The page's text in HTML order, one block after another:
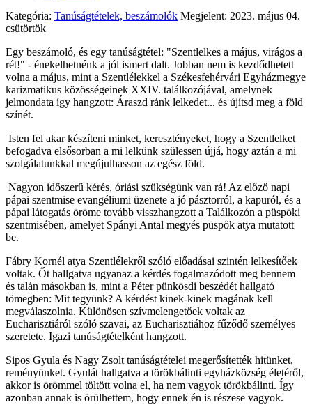
Kategória: Tanúságtételek, beszámolók Megjelent: 2023. május 04.
csütörtök
Egy beszámoló, és egy tanúságtétel: "Szentlelkes a május, virágos a
rét!" - énekelhetnénk a jól ismert dalt. Jobban nem is kezdődhetett
volna a május, mint a Szentlélekkel a Székesfehérvári Egyházmegye
karizmatikus közösségeinek XXIV. találkozójával, amelynek
jelmondata így hangzott: Áraszd ránk lelkedet... és újítsd meg a föld
színét.
Isten fel akar készíteni minket, keresztényeket, hogy a Szentlelket
befogadva elsősorban a mi lelkünk szülessen újjá, hogy aztán a mi
szolgálatunkkal megújulhasson az egész föld.
Nagyon időszerű kérés, óriási szükségünk van rá! Az előző napi
pápai szentmise evangéliumi üzenete a jó pásztorról, a kapuról, és a
pápai látogatás öröme tovább visszhangzott a Találkozón a püspöki
szentmisében, amelyet Spányi Antal megyés püspök atya mutatott
be.
Fábry Kornél atya Szentlélekről szóló előadásai szintén lelkesítőek
voltak. Őt hallgatva ugyanaz a kérdés fogalmazódott meg bennem
és talán másokban is, mint a Péter pünkösdi beszédét hallgató
tömegben: Mit tegyünk? A kérdést kinek-kinek magának kell
megválaszolnia. Különösen szívmelengetőek voltak az
Eucharisztiáról szóló szavai, az Eucharisztiához fűződő személyes
szeretete. Igazi tanúságtételként hangzott.
Sipos Gyula és Nagy Zsolt tanúságtételei megerősítették hitünket,
reményünket. Gyulát hallgatva a törökbálinti egyházközség életéről,
akkor is örömmel töltött volna el, ha nem vagyok törökbálinti. Így
azonban annak is örülhettem, hogy ennek én is részese vagyok.